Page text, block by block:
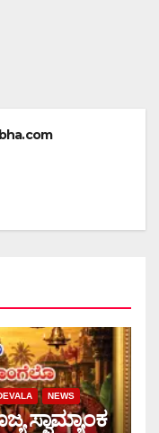
NEWS
ಸ್ವಾಮ್ಯಾಂಕ